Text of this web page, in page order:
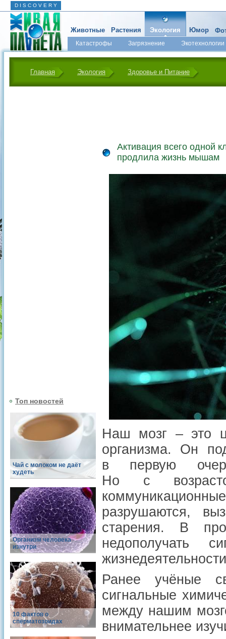
D I S C O V E R Y
Животные Растения Экология
Катастрофы Загрязнение Экотехнологии
Юмор
Главная Экология Здоровье и Питание
Топ новостей
Чай с молоком не даёт
худеть
Организм человека
изнутри
10 фактов о
сперматозоидах
Активация всего одной
продлила жизнь мышам
Наш мозг – это
организма. Он
в первую
Но с
разрушаются,
старения. В
недополучать
Ранее учёные
сигнальные
между нашим
внимательнее